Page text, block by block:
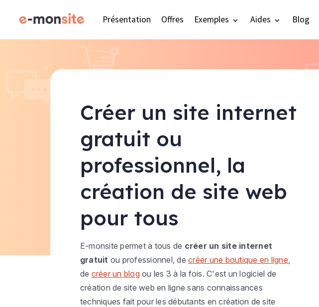
Présentation Offres Exemples Aides Blog
Créer un site internet
gratuit ou
professionnel, la
création de site web
pour tous
E-monsite permet à tous de créer un site internet
gratuit ou professionnel, decréer une boutique en ligne,
de créer un blogou les 3 à la fois. C'est un logiciel de
création de site web en ligne sans connaissances
techniques fait pour les débutants en création de site